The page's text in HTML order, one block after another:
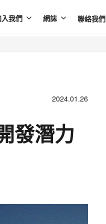
入我們 網誌 聯絡我們
2024.01.26
發潛力